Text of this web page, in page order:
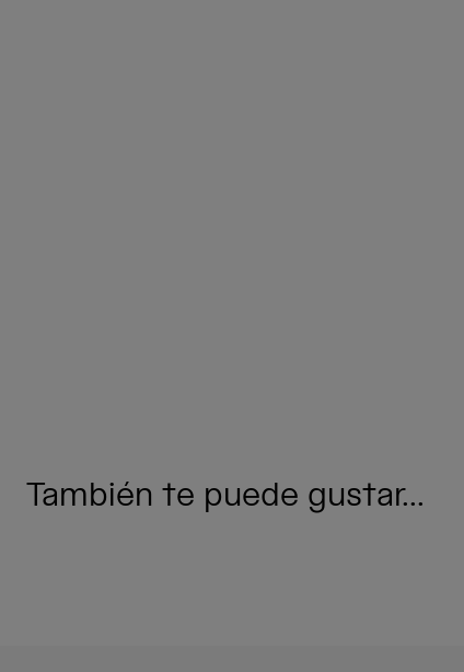
También te puede gustar...